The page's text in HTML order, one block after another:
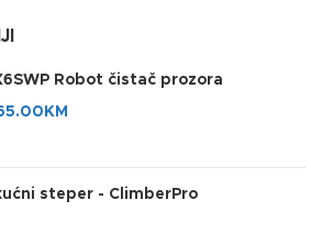
Robot čistač prozora
KM
steper - ClimberPro